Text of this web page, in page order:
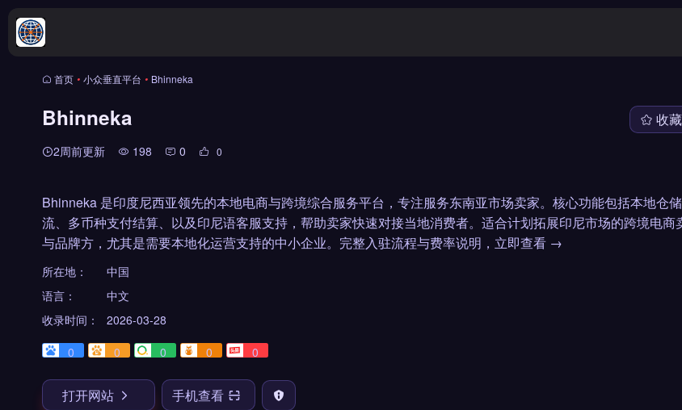
首页 • 小众垂直平台 • Bhinneka
Bhinneka
2周前更新 198 0 0
收藏
Bhinneka 是印度尼西亚领先的本地电商与跨境综合服务平台，专注服务东南亚市场卖家。核心功能包括本地仓
流、多币种支付结算、以及印尼语客服支持，帮助卖家快速对接当地消费者。适合计划拓展印尼市场的跨境电商
与品牌方，尤其是需要本地化运营支持的中小企业。完整入驻流程与费率说明，立即查看 →
所在地：
中国
语言：
中文
收录时间：
2026-03-28
0
0 0 0 0
打开网站 手机查看